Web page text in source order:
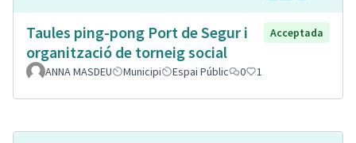
Taules ping-pong Port de Segur i
organització de torneig social
Acceptada
ANNA MASDEU Municipi Espai Públic 0 1